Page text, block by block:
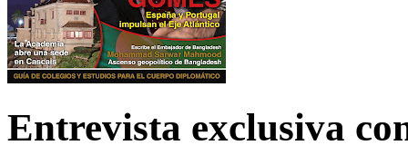
Entrevista exclusiva